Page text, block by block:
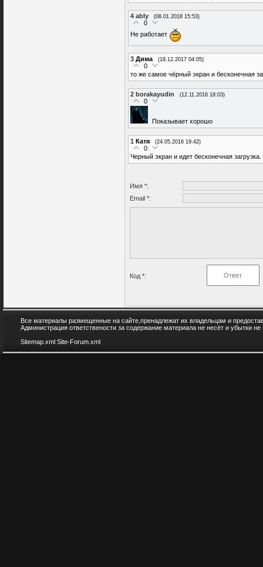
4 ably (08.01.2018 15:53)
0
Не работает
3 Дима (18.12.2017 04:05)
0
то же самое чёрный экран и бесконечная
2 borakayudin (12.11.2016 18:03)
0
Показывает хорошо
1 Катя (24.05.2016 19:42)
0
Черный экран и идет бесконечная
Имя *:
Email *:
Код *:
Все материалы размещенные на сайте,пренадлежат их владельцам и
Администрация ответствености за содержание материала не несёт и убытки
Sitemap.xml Site-Forum.xml